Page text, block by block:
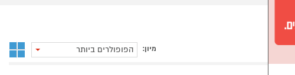
מיון: הפופולרים ביותר